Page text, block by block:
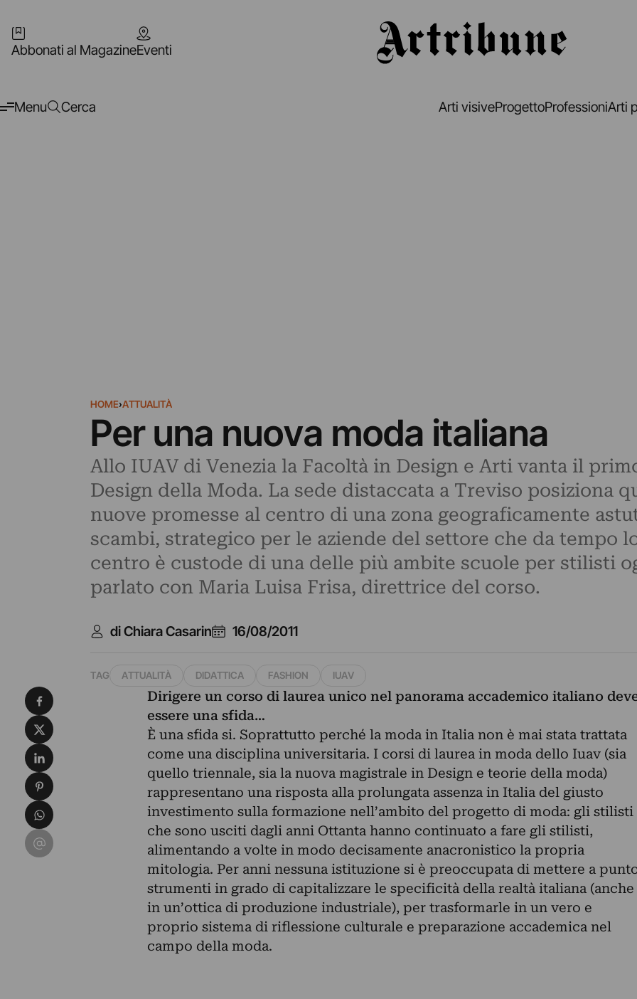
Abbonati al MagazineEventi
Menu Cerca Arti visiveProgettoProfessioniArti
HOME›ATTUALITÀ
Per una nuova moda italiana
Allo IUAV di Venezia la Facoltà in Design e Arti vanta il
Design della Moda. La sede distaccata a Treviso posiziona
nuove promesse al centro di una zona geograficamente
scambi, strategico per le aziende del settore che da tempo
centro è custode di una delle più ambite scuole per stilisti
parlato con Maria Luisa Frisa, direttrice del corso.
di Chiara Casarin 16/08/2011
TAG ATTUALITÀ DIDATTICA FASHION IUAV
Dirigere un corso di laurea unico nel panorama accademico italiano
essere una sfida…
È una sfida si. Soprattutto perché la moda in Italia non è mai stata trattata
come una disciplina universitaria. I corsi di laurea in moda dello Iuav (sia
quello triennale, sia la nuova magistrale in Design e teorie della moda)
rappresentano una risposta alla prolungata assenza in Italia del giusto
investimento sulla formazione nell’ambito del progetto di moda: gli stilisti
che sono usciti dagli anni Ottanta hanno continuato a fare gli stilisti,
alimentando a volte in modo decisamente anacronistico la propria
mitologia. Per anni nessuna istituzione si è preoccupata di mettere a
strumenti in grado di capitalizzare le specificità della realtà italiana (anche
in un’ottica di produzione industriale), per trasformarle in un vero e
proprio sistema di riflessione culturale e preparazione accademica nel
campo della moda.
Condividi su Facebook
Condividi su X
Condividi su LinkedIn
Condividi su Pinterest
Condividi su WhatsApp
Condividi su Email